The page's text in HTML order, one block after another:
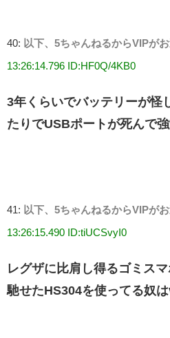
40: 以下、5ちゃんねるからVIPが
13:26:14.796 ID:HF0Q/4KB0
3年くらいでバッテリーが怪
たりでUSBポートが死んで
41: 以下、5ちゃんねるからVIPが
13:26:15.490 ID:tiUCSvyI0
レグザに比肩し得るゴミス
馳せたHS304を使ってる奴